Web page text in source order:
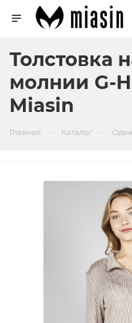
Толстовка
молнии G-
Miasin
Главная Каталог